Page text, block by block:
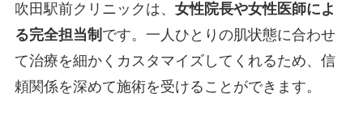
吹田駅前クリニックは、 女性院長や女性医師によ
る完全担当制 です。一人ひとりの肌状態に合わせ
て治療を細かくカスタマイズしてくれるため、信
頼関係を深めて施術を受けることができます。